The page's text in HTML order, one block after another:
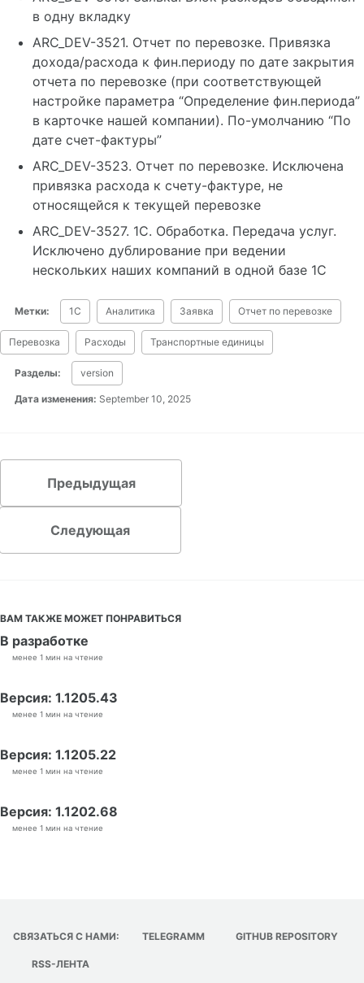
в одну вкладку
ARC_DEV-3521. Отчет по перевозке. Привязка
дохода/расхода к фин.периоду по дате закрытия
отчета по перевозке (при соответствующей
настройке параметра “Определение фин.периода”
в карточке нашей компании). По-умолчанию “По
дате счет-фактуры”
ARC_DEV-3523. Отчет по перевозке. Исключена
привязка расхода к счету-фактуре, не
относящейся к текущей перевозке
ARC_DEV-3527. 1С. Обработка. Передача услуг.
Исключено дублирование при ведении
нескольких наших компаний в одной базе 1С
Метки: 1С Аналитика Заявка Отчет по перевозке
Перевозка Расходы Транспортные единицы
Разделы: version
Дата изменения: September 10, 2025
Предыдущая
Следующая
ВАМ ТАКЖЕ МОЖЕТ ПОНРАВИТЬСЯ
В разработке
менее 1 мин на чтение
Версия: 1.1205.43
менее 1 мин на чтение
Версия: 1.1205.22
менее 1 мин на чтение
Версия: 1.1202.68
менее 1 мин на чтение
СВЯЗАТЬСЯ С НАМИ: TELEGRAMM GITHUB REPOSITORY
RSS-ЛЕНТА